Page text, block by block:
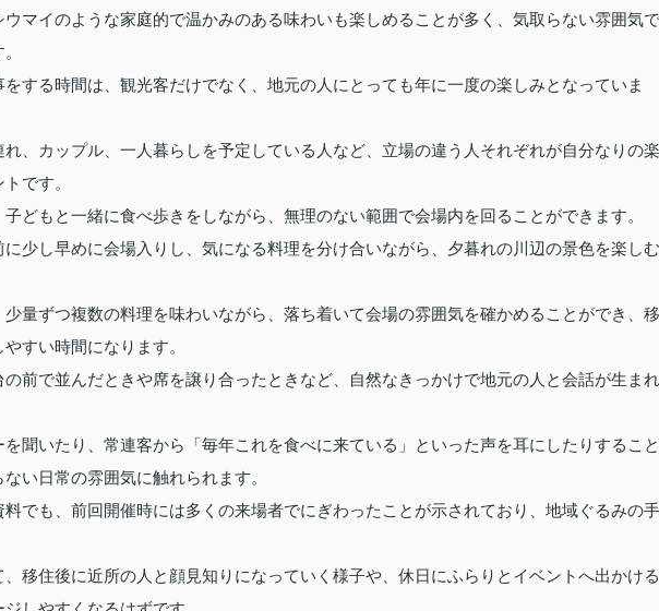
マイのような家庭的で温かみのある味わいも楽しめることが多く、気取らない雰囲気で
する時間は、観光客だけでなく、地元の人にとっても年に一度の楽しみとなっていま
、カップル、一人暮らしを予定している人など、立場の違う人それぞれが自分なりの楽
です。
どもと一緒に食べ歩きをしながら、無理のない範囲で会場内を回ることができます。
少し早めに会場入りし、気になる料理を分け合いながら、夕暮れの川辺の景色を楽しむ
量ずつ複数の料理を味わいながら、落ち着いて会場の雰囲気を確かめることができ、移
すい時間になります。
の前で並んだときや席を譲り合ったときなど、自然なきっかけで地元の人と会話が生まれ
聞いたり、常連客から「毎年これを食べに来ている」といった声を耳にしたりすること
い日常の雰囲気に触れられます。
でも、前回開催時には多くの来場者でにぎわったことが示されており、地域ぐるみの手
移住後に近所の人と顔見知りになっていく様子や、休日にふらりとイベントへ出かける